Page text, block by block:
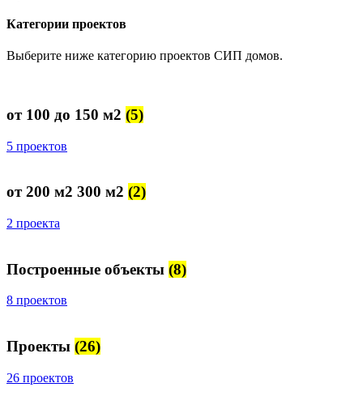
Категории проектов
Выберите ниже категорию проектов СИП домов.
от 100 до 150 м2 (5)
5 проектов
от 200 м2 300 м2 (2)
2 проекта
Построенные объекты (8)
8 проектов
Проекты (26)
26 проектов